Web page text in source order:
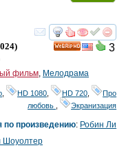
смотреть
3
фильм, Мелодрама
HD 1080 HD 720
Про
любовь
Экранизация
по произведению: Робин Ли
Шоуолтер